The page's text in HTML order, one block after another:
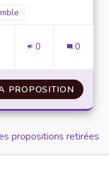
5. Vivre ensemble et
0 0
PROPOSITION N° 47
propositions retirées